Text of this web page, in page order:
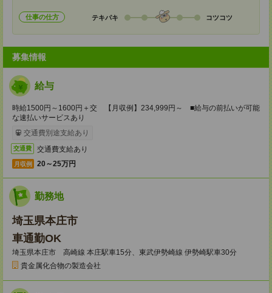
仕事の仕方 テキパキ コツコツ
募集情報
給与
時給1500円～1600円＋交 【月収例】234,999円～ ■給与の前払いが可能
な速払いサービスあり
交通費別途支給あり
交通費 交通費支給あり
月収例 20～25万円
勤務地
埼玉県本庄市
車通勤OK
埼玉県本庄市 高崎線 本庄駅車15分、東武伊勢崎線 伊勢崎駅車30分
貴金属化合物の製造会社